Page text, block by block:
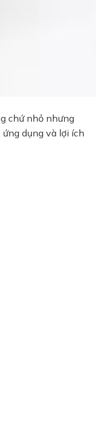
chứ nhỏ nhưng
dụng và lợi ích